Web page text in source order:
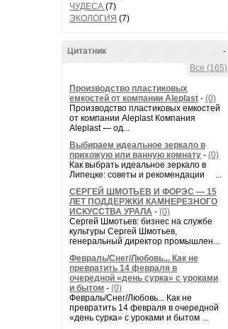
ЧУДЕСА (7)
ЭКОЛОГИЯ (7)
-
Цитатник
Все (165)
Производство пластиковых
емкостей от компании Aleplast - (0)
Производство пластиковых емкостей
от компании Aleplast Компания
Aleplast — од...
Выбираем идеальное зеркало в
прихожую или ванную комнату - (0)
Как выбрать идеальное зеркало в
Липецке: советы и рекомендации ...
СЕРГЕЙ ШМОТЬЕВ И ФОРЭС — 15
ЛЕТ ПОДДЕРЖКИ КАМНЕРЕЗНОГО
ИСКУССТВА УРАЛА - (0)
Сергей Шмотьев: бизнес на службе
культуры Сергей Шмотьев,
генеральный директор промышлен...
Февраль/Снег/Любовь... Как не
превратить 14 февраля в
очередной «день сурка» с уроками
и бытом - (0)
Февраль/Снег/Любовь... Как не
превратить 14 февраля в очередной
«день сурка» с уроками и бытом ...